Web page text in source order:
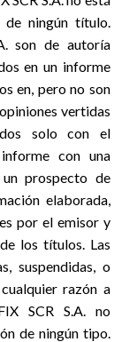
ningún título.
son de autoría
en un informe
en, pero no son
vertidas
solo con el
con una
prospecto de
elaborada,
por el emisor y
los títulos. Las
suspendidas, o
razón a
SCR S.A. no
de ningún tipo.